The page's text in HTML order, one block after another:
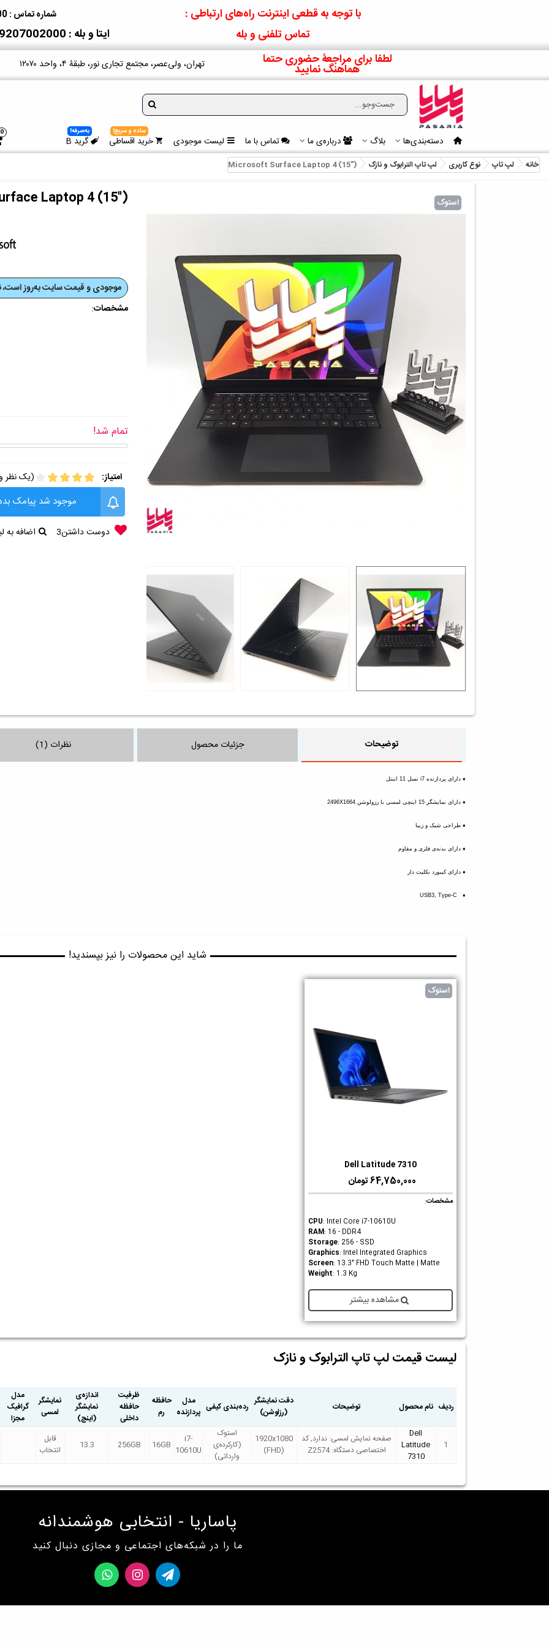
با توجه به قطعی اینترنت راه‌های ارتباطی :
تماس تلفنی و بله
شماره تماس : 09207002000
ایتا و بله : 09207002000
لطفا برای مراجعۀ حضوری حتما
هماهنگ نمایید تهران، ولی‌عصر، مجتمع تجاری نور، طبقۀ ۴، واحد ۱۲۰۷۰
دسته‌بندی‌ها بلاگ درباره‌ی ما تماس با ما لیست موجودی خرید اقساطی
ساده و سریع!
گرید B
به‌صرفه! 0
خانه
لپ تاپ نوع کاربری لپ تاپ الترابوک و نازک Microsoft Surface Laptop 4 (15")
استوک Laptop 4 (15")
موجودی و قیمت‌ سایت به‌روز است،
مشخصات:
تمام شد!
امتیاز: (یک نظر
موجود شد پیامک
دوست داشتن3 اضافه
توضیحات جزئیات محصول نظرات (1)
♦️ دارای پردازنده i7 نسل 11 اینتل
♦️ دارای نمایشگر 15 اینچی لمسی با رزولوشن 2496X1664
♦️ طراحی شیک و زیبا
♦️ دارای بدنه‌ی فلزی و مقاوم
♦️ دارای کیبورد بکلیت دار
♦️ USB3, Type-C
شاید این محصولات را نیز بپسندید!
استوک
دوست داشتن
Dell Latitude 7310
64,750,000 تومان
مشخصات:
CPU: Intel Core i7-10610U
RAM: 16 - DDR4
Storage: 256 - SSD
Graphics: Intel Integrated Graphics
Screen: 13.3" FHD Touch Matte | Matte
Weight: 1.3 Kg
مشاهده بیشتر
لیست قیمت لپ تاپ الترابوک و نازک
ردیف نام محصول توضیحات
دقت نمایشگر
(رزلوشن)
رده‌بندی کیفی
مدل
پردازنده
حافظه
رم
ظرفیت
حافظه
داخلی
اندازه‌ی
نمایشگر
(اینچ)
نمایشگر
لمسی
مدل
گرافیک
مجزا
1
Dell
Latitude
7310
صفحه نمایش لمسی: ندارد, کد
اختصاصی دستگاه: Z2574
1920x1080
(FHD)
استوک
(کارکرده‌ی
وارداتی)
i7-
10610U
16GB
256GB
13.3
قابل
انتخاب
پاساریا - انتخابی هوشمندانه
ما را در شبکه‌های اجتماعی و مجازی دنبال کنید